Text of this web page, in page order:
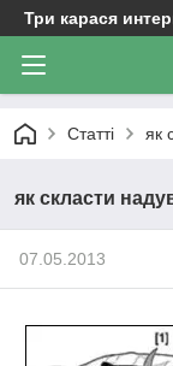
Три карася
Статті як
як скласти
07.05.2013